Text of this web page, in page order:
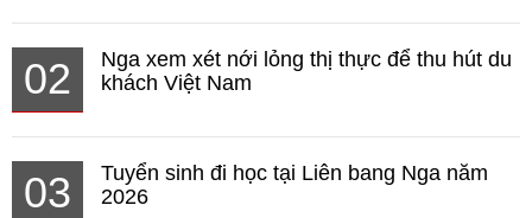
02
Nga xem xét nới lỏng thị thực để thu hút du
khách Việt Nam
03
Tuyển sinh đi học tại Liên bang Nga năm
2026